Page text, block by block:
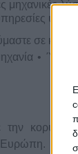
μηχανικές
σε
•
κορυφαία
Ευρώπη.